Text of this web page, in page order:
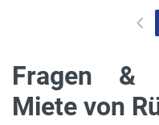
Fragen &
Miete von